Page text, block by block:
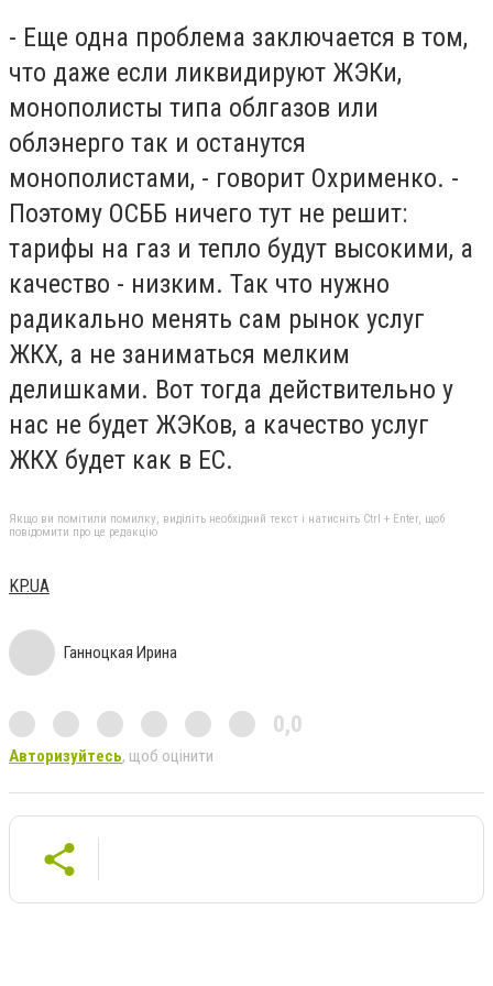
- Еще одна проблема заключается в том,
что даже если ликвидируют ЖЭКи,
монополисты типа облгазов или
облэнерго так и останутся
монополистами, - говорит Охрименко. -
Поэтому ОСББ ничего тут не решит:
тарифы на газ и тепло будут высокими, а
качество - низким. Так что нужно
радикально менять сам рынок услуг
ЖКХ, а не заниматься мелким
делишками. Вот тогда действительно у
нас не будет ЖЭКов, а качество услуг
ЖКХ будет как в ЕС.
Якщо ви помітили помилку, виділіть необхідний текст і натисніть Ctrl + Enter, щоб
повідомити про це редакцію
KP.UA
Ганноцкая Ирина
0,0
Авторизуйтесь, щоб оцінити